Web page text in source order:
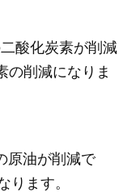
酸化炭素が削減
の削減になりま
原油が削減で
ります。